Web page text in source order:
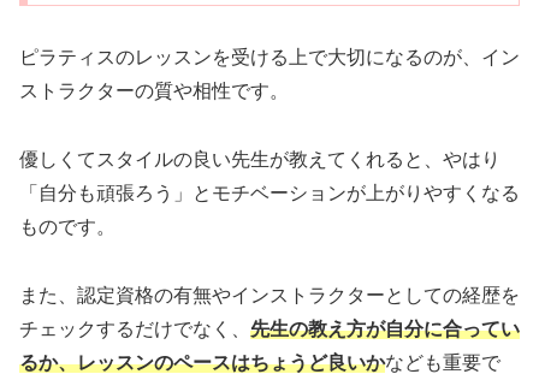
ピラティスのレッスンを受ける上で大切になるのが、イン
ストラクターの質や相性です。
優しくてスタイルの良い先生が教えてくれると、やはり
「自分も頑張ろう」とモチベーションが上がりやすくなる
ものです。
また、認定資格の有無やインストラクターとしての経歴を
チェックするだけでなく、 先生の教え方が自分に合ってい
るか、レッスンのペースはちょうど良いかなども重要で